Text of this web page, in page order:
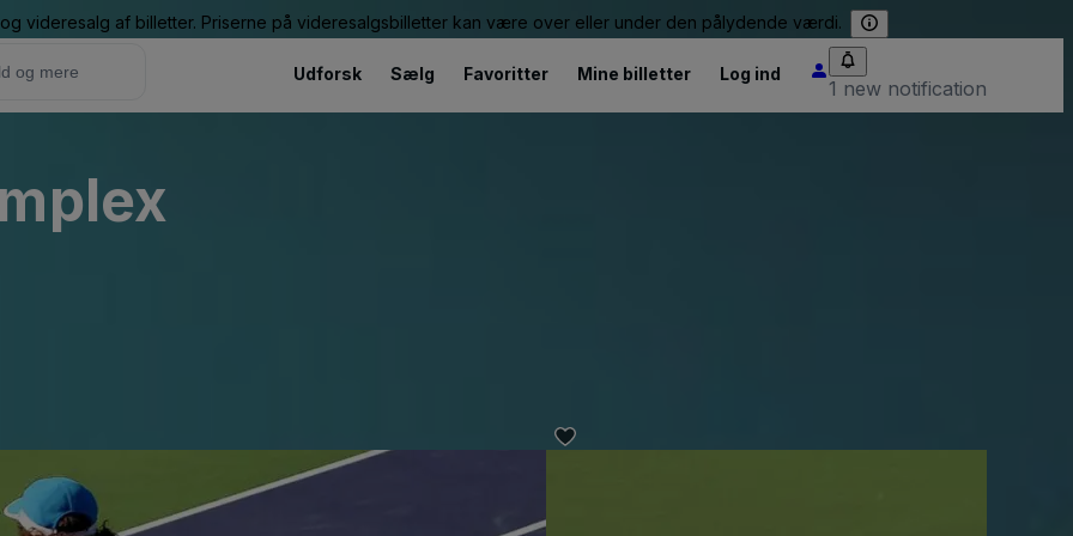
videresalg af billetter. Priserne på videresalgsbilletter kan være over eller under den pålydende værdi.
Udforsk Sælg Favoritter Mine billetter Log ind
1 new notification